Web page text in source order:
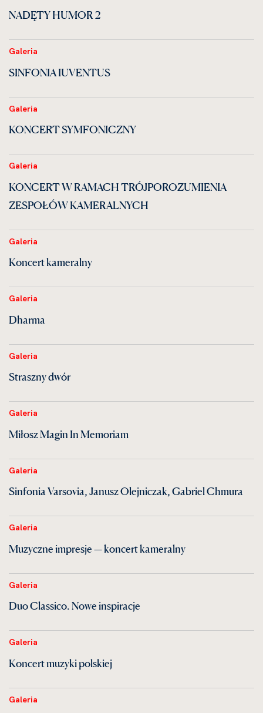
NADĘTY HUMOR 2
Galeria
SINFONIA IUVENTUS
Galeria
KONCERT SYMFONICZNY
Galeria
KONCERT W RAMACH TRÓJPOROZUMIENIA
ZESPOŁÓW KAMERALNYCH
Galeria
Koncert kameralny
Galeria
Dharma
Galeria
Straszny dwór
Galeria
Miłosz Magin In Memoriam
Galeria
Sinfonia Varsovia, Janusz Olejniczak, Gabriel Chmura
Galeria
Muzyczne impresje — koncert kameralny
Galeria
Duo Classico. Nowe inspiracje
Galeria
Koncert muzyki polskiej
Galeria